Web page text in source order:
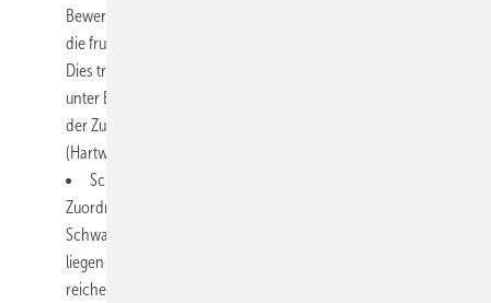
Bewertung Daten zur Entwicklungsneurotoxizität vorliegen, um
die fruchtschädigende Wirkung adäquat bewerten zu können.
Dies trifft zum Beispiel für Toluol zu, dessen Reevaluierung
unter Berücksichtigung entsprechender Daten zur Bestätigung
der Zuordnung zu Schwangerschaftsgruppe C geführt hat
(Hartwig u. MAK-Kommission 2021; Weistenhöfer et al. 2021).
Schwangerschaftsgruppe D beinhaltet Stoffe, für die keine
Zuordnung für eine der obengenannten
Schwangerschaftsgruppen erfolgen kann. Für diese Stoffe
liegen entweder keine Daten vor oder die vorliegenden Daten
reichen für eine Einstufung in eine der obengenannten